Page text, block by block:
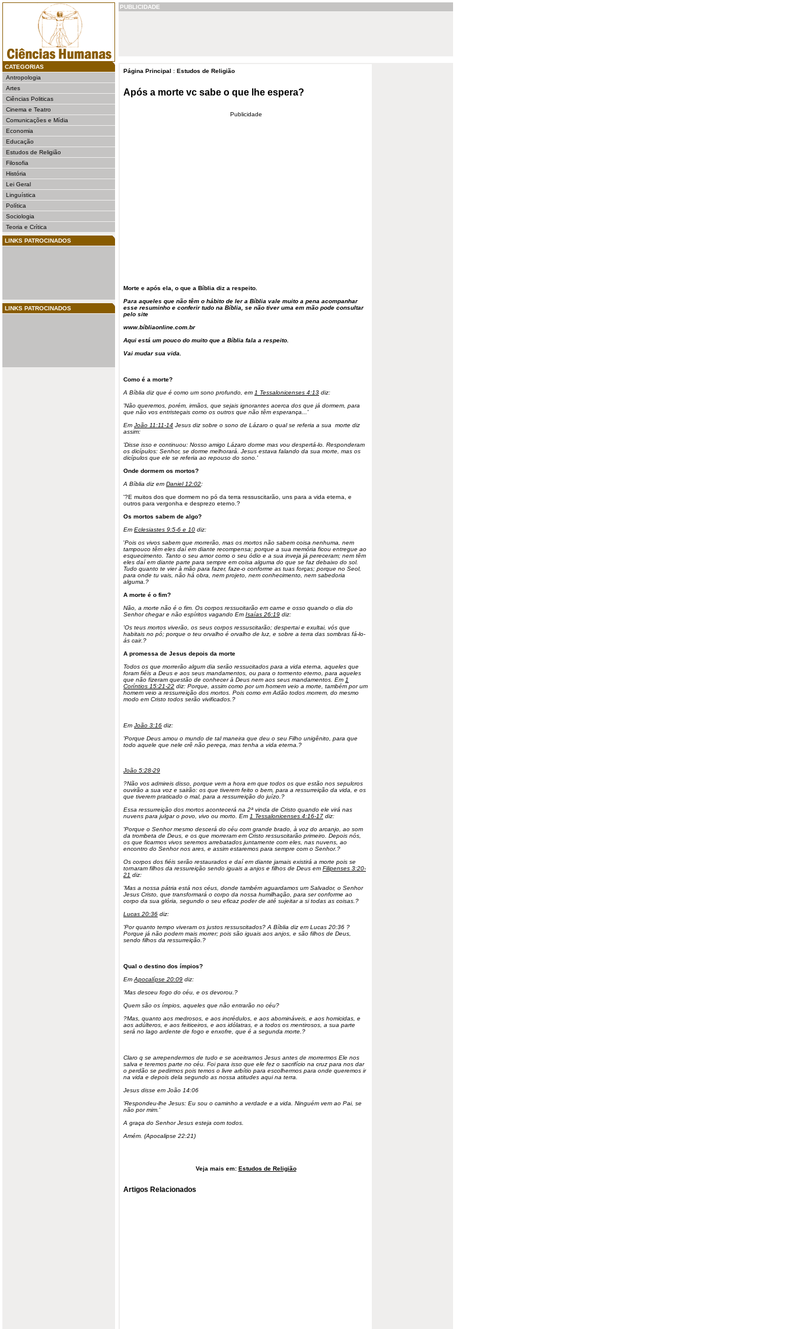
CATEGORIAS
Antropologia
Artes
Ciências Politicas
Cinema e Teatro
Comunicações e Mídia
Economia
Educação
Estudos de Religião
Filosofia
História
Lei Geral
Linguística
Política
Sociologia
Teoria e Crítica
LINKS PATROCINADOS
LINKS PATROCINADOS
PUBLICIDADE
Página Principal : Estudos de Religião
Após a morte vc sabe o que lhe espera?
Publicidade
Morte e após ela, o que a Bíblia diz a respeito.
Para aqueles que não têm o hábito de ler a Bíblia vale muito a pena acompanhar
esse resuminho e conferir tudo na Bíblia, se não tiver uma em mão pode consultar
pelo site
www.bíbliaonline.com.br
Aqui está um pouco do muito que a Bíblia fala a respeito.
Vai mudar sua vida.
Como é a morte?
A Bíblia diz que é como um sono profundo, em 1 Tessalonicenses 4:13 diz:
'Não queremos, porém, irmãos, que sejais ignorantes acerca dos que já dormem, para
que não vos entristeçais como os outros que não têm esperança...'
Em João 11:11-14 Jesus diz sobre o sono de Lázaro o qual se referia a sua morte diz
assim:
'Disse isso e continuou: Nosso amigo Lázaro dorme mas vou despertá-lo. Responderam
os dicípulos: Senhor, se dorme melhorará. Jesus estava falando da sua morte, mas os
dicípulos que ele se referia ao repouso do sono.'
Onde dormem os mortos?
A Bíblia diz em Daniel 12:02:
'?E muitos dos que dormem no pó da terra ressuscitarão, uns para a vida eterna, e
outros para vergonha e desprezo eterno.?
Os mortos sabem de algo?
Em Eclesiastes 9:5-6 e 10 diz:
'Pois os vivos sabem que morrerão, mas os mortos não sabem coisa nenhuma, nem
tampouco têm eles daí em diante recompensa; porque a sua memória ficou entregue ao
esquecimento. Tanto o seu amor como o seu ódio e a sua inveja já pereceram; nem têm
eles daí em diante parte para sempre em coisa alguma do que se faz debaixo do sol.
Tudo quanto te vier à mão para fazer, faze-o conforme as tuas forças; porque no Seol,
para onde tu vais, não há obra, nem projeto, nem conhecimento, nem sabedoria
alguma.?
A morte é o fim?
Não, a morte não é o fim. Os corpos ressucitarão em carne e osso quando o dia do
Senhor chegar e não espíritos vagando Em Isaías 26:19 diz:
'Os teus mortos viverão, os seus corpos ressuscitarão; despertai e exultai, vós que
habitais no pó; porque o teu orvalho é orvalho de luz, e sobre a terra das sombras fá-lo-
ás cair.?
A promessa de Jesus depois da morte
Todos os que morrerão algum dia serão ressucitados para a vida eterna, aqueles que
foram fiéis a Deus e aos seus mandamentos, ou para o tormento eterno, para aqueles
que não fizeram questão de conhecer à Deus nem aos seus mandamentos. Em 1
Coríntios 15:21-22 diz: Porque, assim como por um homem veio a morte, também por um
homem veio a ressurreição dos mortos. Pois como em Adão todos morrem, do mesmo
modo em Cristo todos serão vivificados.?
Em João 3:16 diz:
'Porque Deus amou o mundo de tal maneira que deu o seu Filho unigênito, para que
todo aquele que nele crê não pereça, mas tenha a vida eterna.?
João 5:28-29
?Não vos admireis disso, porque vem a hora em que todos os que estão nos sepulcros
ouvirão a sua voz e sairão: os que tiverem feito o bem, para a ressurreição da vida, e os
que tiverem praticado o mal, para a ressurreição do juízo.?
Essa ressurreição dos mortos acontecerá na 2ª vinda de Cristo quando ele virá nas
nuvens para julgar o povo, vivo ou morto. Em 1 Tessalonicenses 4:16-17 diz:
'Porque o Senhor mesmo descerá do céu com grande brado, à voz do arcanjo, ao som
da trombeta de Deus, e os que morreram em Cristo ressuscitarão primeiro. Depois nós,
os que ficarmos vivos seremos arrebatados juntamente com eles, nas nuvens, ao
encontro do Senhor nos ares, e assim estaremos para sempre com o Senhor.?
Os corpos dos fiéis serão restaurados e daí em diante jamais existirá a morte pois se
tornaram filhos da ressureição sendo iguais a anjos e filhos de Deus em Filipenses 3:20-
21 diz:
'Mas a nossa pátria está nos céus, donde também aguardamos um Salvador, o Senhor
Jesus Cristo, que transformará o corpo da nossa humilhação, para ser conforme ao
corpo da sua glória, segundo o seu eficaz poder de até sujeitar a si todas as coisas.?
Lucas 20:36 diz:
'Por quanto tempo viveram os justos ressuscitados? A Bíblia diz em Lucas 20:36 ?
Porque já não podem mais morrer; pois são iguais aos anjos, e são filhos de Deus,
sendo filhos da ressurreição.?
Qual o destino dos ímpios?
Em Apocalípse 20:09 diz:
'Mas desceu fogo do céu, e os devorou.?
Quem são os ímpios, aqueles que não entrarão no céu?
?Mas, quanto aos medrosos, e aos incrédulos, e aos abomináveis, e aos homicidas, e
aos adúlteros, e aos feiticeiros, e aos idólatras, e a todos os mentirosos, a sua parte
será no lago ardente de fogo e enxofre, que é a segunda morte.?
Claro q se arrependermos de tudo e se aceitramos Jesus antes de morrermos Ele nos
salva e teremos parte no céu. Foi para isso que ele fez o sacrifício na cruz para nos dar
o perdão se pedirmos pois temos o livre arbítio para escolhermos para onde queremos ir
na vida e depois dela segundo as nossa atitudes aqui na terra.
Jesus disse em João 14:06
'Respondeu-lhe Jesus: Eu sou o caminho a verdade e a vida. Ninguém vem ao Pai, se
não por mim.'
A graça do Senhor Jesus esteja com todos.
Amém. (Apocalipse 22:21)
Veja mais em: Estudos de Religião
Artigos Relacionados